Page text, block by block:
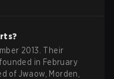
?
2013. Their
in February
of Jwaow, Morden,